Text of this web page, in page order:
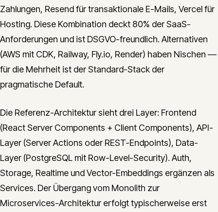
Zahlungen, Resend für transaktionale E-Mails, Vercel für
Hosting. Diese Kombination deckt 80% der SaaS-
Anforderungen und ist DSGVO-freundlich. Alternativen
(AWS mit CDK, Railway, Fly.io, Render) haben Nischen —
für die Mehrheit ist der Standard-Stack der
pragmatische Default.
Die Referenz-Architektur sieht drei Layer: Frontend
(React Server Components + Client Components), API-
Layer (Server Actions oder REST-Endpoints), Data-
Layer (PostgreSQL mit Row-Level-Security). Auth,
Storage, Realtime und Vector-Embeddings ergänzen als
Services. Der Übergang vom Monolith zur
Microservices-Architektur erfolgt typischerweise erst